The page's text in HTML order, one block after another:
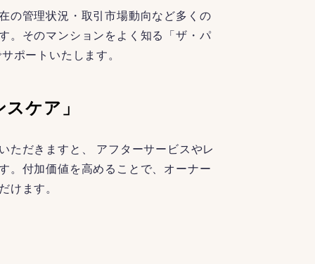
の管理状況・取引市場動向など多くの
。そのマンションをよく知る「ザ・パ
ポートいたします。
ケア」
ただきますと、 アフターサービスやレ
。付加価値を高めることで、オーナー
けます。